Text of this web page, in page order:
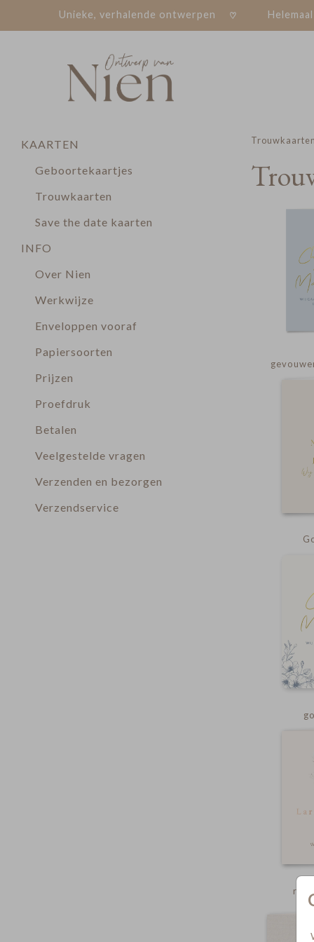
Unieke, verhalende ontwerpen
KAARTEN
Geboortekaartjes
Trouwkaarten
Save the date kaarten
INFO
Over Nien
Werkwijze
Enveloppen vooraf
Papiersoorten
Prijzen
Proefdruk
Betalen
Veelgestelde vragen
Verzenden en bezorgen
Verzendservice